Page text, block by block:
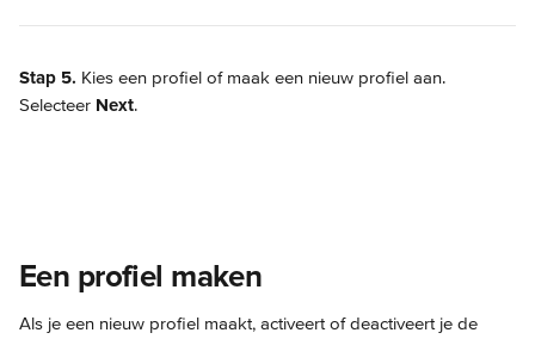
Stap 5. Kies een profiel of maak een nieuw profiel aan.
Selecteer Next.
Een profiel maken
Als je een nieuw profiel maakt, activeert of deactiveert je de